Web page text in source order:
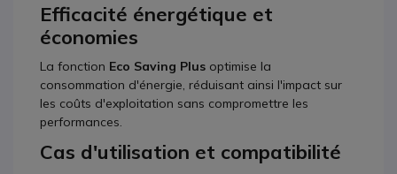
Efficacité énergétique et
économies
La fonction Eco Saving Plus optimise la
consommation d'énergie, réduisant ainsi l'impact sur
les coûts d'exploitation sans compromettre les
performances.
Cas d'utilisation et compatibilité